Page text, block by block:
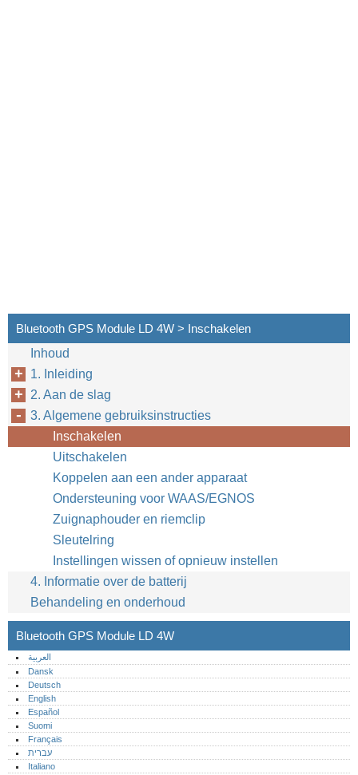
Bluetooth GPS Module LD 4W > Inschakelen
Inhoud
1. Inleiding
2. Aan de slag
3. Algemene gebruiksinstructies
Inschakelen
Uitschakelen
Koppelen aan een ander apparaat
Ondersteuning voor WAAS/EGNOS
Zuignaphouder en riemclip
Sleutelring
Instellingen wissen of opnieuw instellen
4. Informatie over de batterij
Behandeling en onderhoud
Bluetooth GPS Module LD 4W
العربية
Dansk
Deutsch
English
Español
Suomi
Français
עברית
Italiano